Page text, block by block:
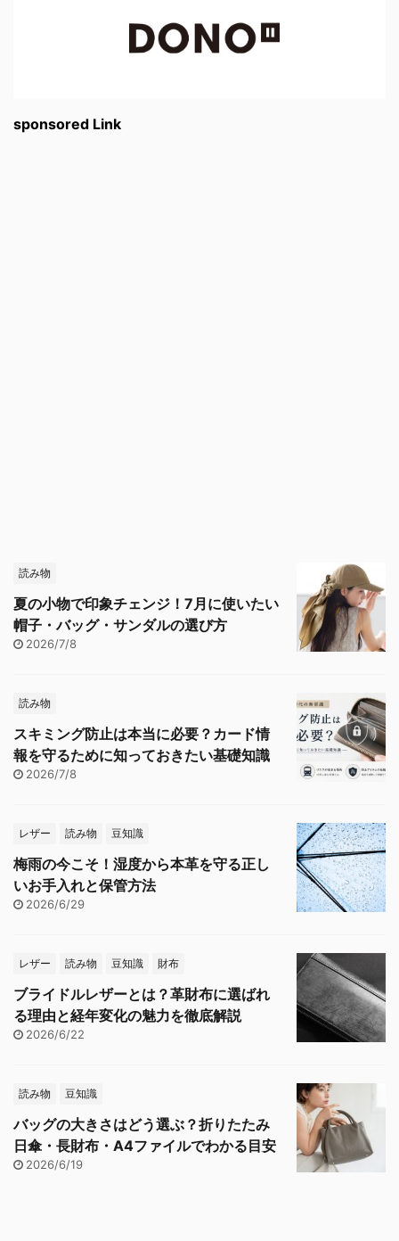
sponsored Link
読み物
夏の小物で印象チェンジ！7月に使いたい
帽子・バッグ・サンダルの選び方
2026/7/8
読み物
スキミング防止は本当に必要？カード情
報を守るために知っておきたい基礎知識
2026/7/8
レザー 読み物 豆知識
梅雨の今こそ！湿度から本革を守る正し
いお手入れと保管方法
2026/6/29
レザー 読み物 豆知識 財布
ブライドルレザーとは？革財布に選ばれ
る理由と経年変化の魅力を徹底解説
2026/6/22
読み物 豆知識
バッグの大きさはどう選ぶ？折りたたみ
日傘・長財布・A4ファイルでわかる目安
2026/6/19